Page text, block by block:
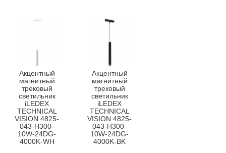
Акцентный
магнитный
трековый
светильник
iLEDEX
TECHNICAL
VISION 4825-
043-H300-
10W-24DG-
4000K-WH
Акцентный
магнитный
трековый
светильник
iLEDEX
TECHNICAL
VISION 4825-
043-H300-
10W-24DG-
4000K-BK